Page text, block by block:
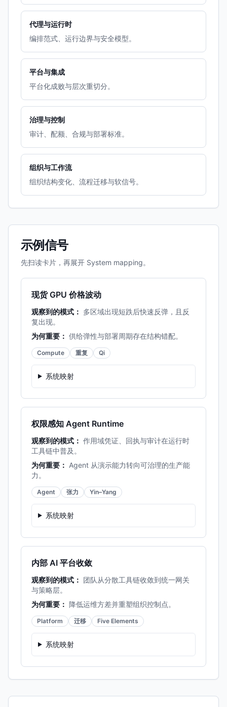
代理与运行时
编排范式、运行边界与安全模型。
平台与集成
平台化成败与层次重切分。
治理与控制
审计、配额、合规与部署标准。
组织与工作流
组织结构变化、流程迁移与软信号。
示例信号
先扫读卡片，再展开 System mapping。
现货 GPU 价格波动
观察到的模式： 多区域出现短跌后快速反弹，且反
复出现。
为何重要： 供给弹性与部署周期存在结构错配。
Compute 重复 Qi
系统映射
权限感知 Agent Runtime
观察到的模式： 作用域凭证、回执与审计在运行时
工具链中普及。
为何重要： Agent 从演示能力转向可治理的生产能
力。
Agent 张力 Yin–Yang
系统映射
内部 AI 平台收敛
观察到的模式： 团队从分散工具链收敛到统一网关
与策略层。
为何重要： 降低运维方差并重塑组织控制点。
Platform 迁移 Five Elements
系统映射